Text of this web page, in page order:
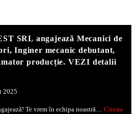
SRL angajează Mecanici de
Inginer mecanic debutant,
producție. VEZI detalii
2025
Te vrem în echipa noastră… Citeste